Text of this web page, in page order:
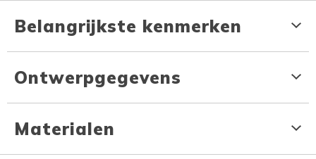
Belangrijkste kenmerken
Ontwerpgegevens
Materialen